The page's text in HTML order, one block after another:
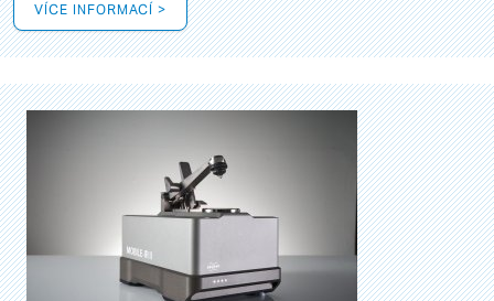
VÍCE INFORMACÍ >